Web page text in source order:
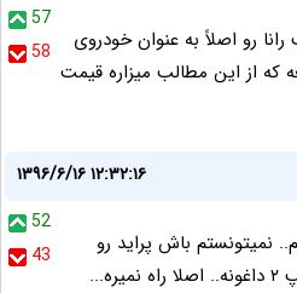
57
58
رانا رو اصلاً به عنوان خودروی
که از این مطالب میزاره قیمت
۱۳۹۶/۶/۱۶ ۱۲:۳۲:۱۶
52
43
۲۰۶ تیپ ۲ داشتم.. نمیتونستم باش پراید رو
بگیرم تو جاده... خیلی ۲۰۶ تیپ ۲ داغونه.. اصلا راه نمیره...